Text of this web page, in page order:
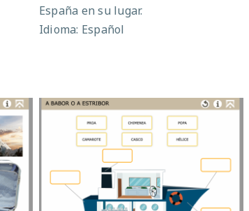
España en su lugar.
Idioma: Español
Las partes del barco